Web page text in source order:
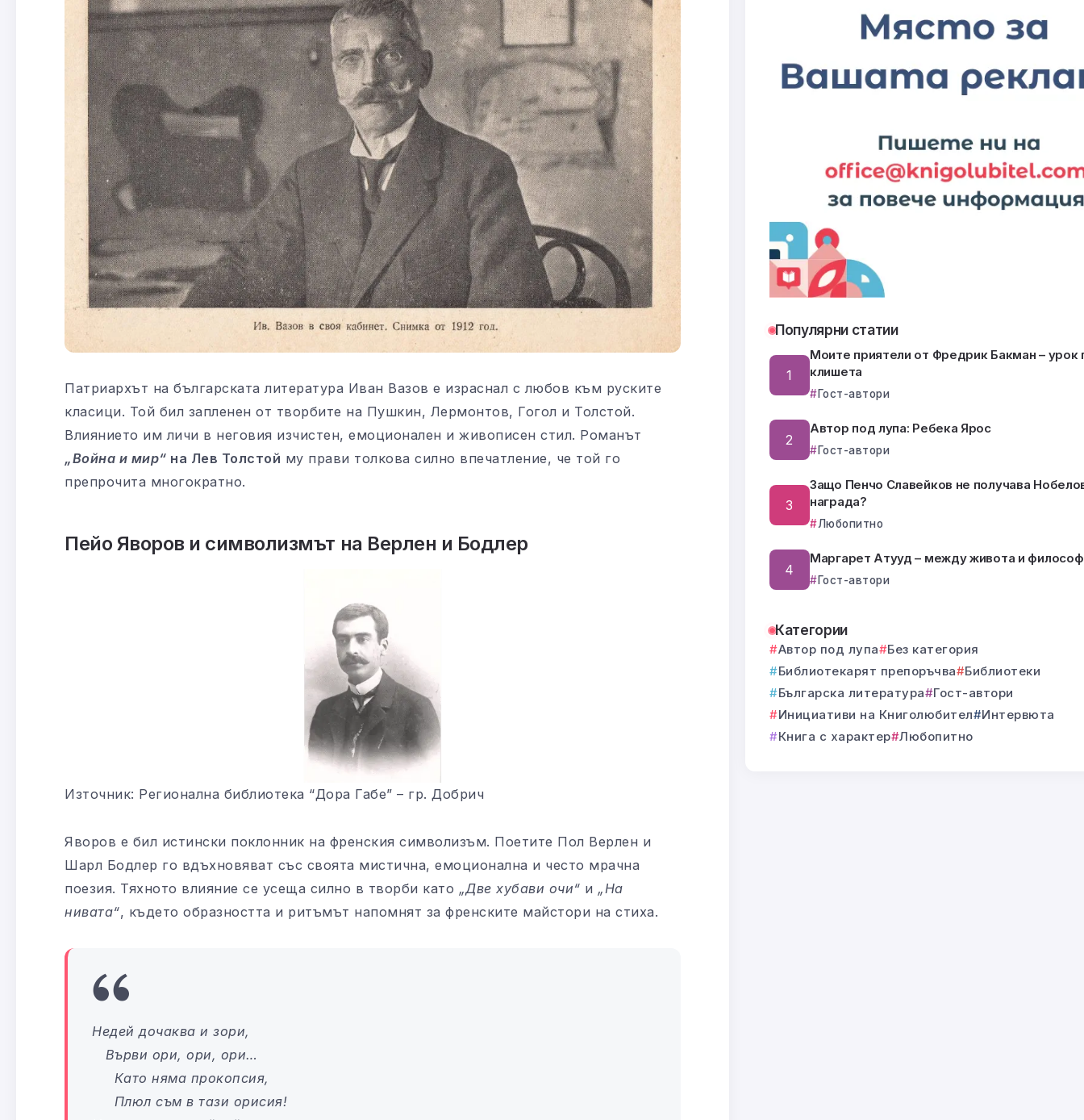
Патриархът на българската литература Иван Вазов е израснал с любов към руските
класици. Той бил запленен от творбите на Пушкин, Лермонтов, Гогол и Толстой.
Влиянието им личи в неговия изчистен, емоционален и живописен стил. Романът
„Война и мир“ на Лев Толстой му прави толкова силно впечатление, че той го
препрочита многократно.
Пейо Яворов и символизмът на Верлен и Бодлер
Източник: Регионална библиотека “Дора Габе” – гр. Добрич
Яворов е бил истински поклонник на френския символизъм. Поетите Пол Верлен и
Шарл Бодлер го вдъхновяват със своята мистична, емоционална и често мрачна
поезия. Тяхното влияние се усеща силно в творби като „Две хубави очи“ и „На
нивата“, където образността и ритъмът напомнят за френските майстори на стиха.
Недей дочаква и зори,
Върви ори, ори, ори…
Като няма прокопсия,
Плюл съм в тази орисия!
Популярни статии
Моите приятели от Фредрик Бакман – урок
клишета
Гост-автори
Автор под лупа: Ребека Ярос
Гост-автори
Защо Пенчо Славейков не получава
награда?
Любопитно
Маргарет Атууд – между живота и
Гост-автори
Категории
Автор под лупа
Без категория
Библиотекарят препоръчва
Библиотеки
Българска литература
Гост-автори
Инициативи на Книголюбител
Интервюта
Книга с характер Любопитно